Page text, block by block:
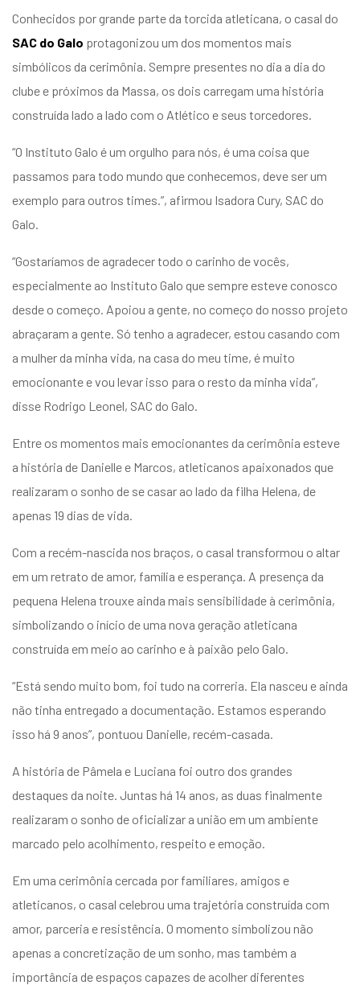
Conhecidos por grande parte da torcida atleticana, o casal do
SAC do Galo protagonizou um dos momentos mais
simbólicos da cerimônia. Sempre presentes no dia a dia do
clube e próximos da Massa, os dois carregam uma história
construída lado a lado com o Atlético e seus torcedores.
“O Instituto Galo é um orgulho para nós, é uma coisa que
passamos para todo mundo que conhecemos, deve ser um
exemplo para outros times.”, afirmou Isadora Cury, SAC do
Galo.
“Gostaríamos de agradecer todo o carinho de vocês,
especialmente ao Instituto Galo que sempre esteve conosco
desde o começo. Apoiou a gente, no começo do nosso projeto
abraçaram a gente. Só tenho a agradecer, estou casando com
a mulher da minha vida, na casa do meu time, é muito
emocionante e vou levar isso para o resto da minha vida”,
disse Rodrigo Leonel, SAC do Galo.
Entre os momentos mais emocionantes da cerimônia esteve
a história de Danielle e Marcos, atleticanos apaixonados que
realizaram o sonho de se casar ao lado da filha Helena, de
apenas 19 dias de vida.
Com a recém-nascida nos braços, o casal transformou o altar
em um retrato de amor, família e esperança. A presença da
pequena Helena trouxe ainda mais sensibilidade à cerimônia,
simbolizando o início de uma nova geração atleticana
construída em meio ao carinho e à paixão pelo Galo.
“Está sendo muito bom, foi tudo na correria. Ela nasceu e ainda
não tinha entregado a documentação. Estamos esperando
isso há 9 anos”, pontuou Danielle, recém-casada.
A história de Pâmela e Luciana foi outro dos grandes
destaques da noite. Juntas há 14 anos, as duas finalmente
realizaram o sonho de oficializar a união em um ambiente
marcado pelo acolhimento, respeito e emoção.
Em uma cerimônia cercada por familiares, amigos e
atleticanos, o casal celebrou uma trajetória construída com
amor, parceria e resistência. O momento simbolizou não
apenas a concretização de um sonho, mas também a
importância de espaços capazes de acolher diferentes